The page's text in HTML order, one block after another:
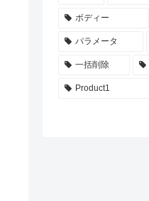
ボディー
パラメータ
一括削除
Product1